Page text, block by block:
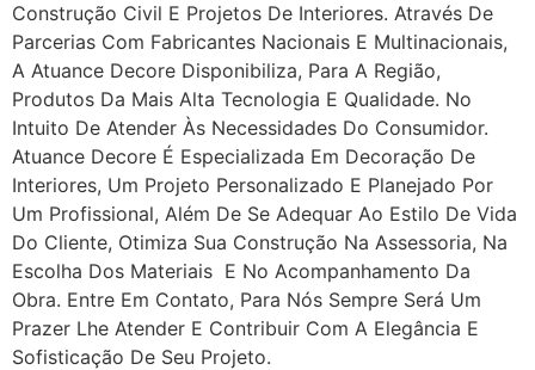
Construção Civil E Projetos De Interiores. Através De
Parcerias Com Fabricantes Nacionais E Multinacionais,
A Atuance Decore Disponibiliza, Para A Região,
Produtos Da Mais Alta Tecnologia E Qualidade. No
Intuito De Atender Às Necessidades Do Consumidor.
Atuance Decore É Especializada Em Decoração De
Interiores, Um Projeto Personalizado E Planejado Por
Um Profissional, Além De Se Adequar Ao Estilo De Vida
Do Cliente, Otimiza Sua Construção Na Assessoria, Na
Escolha Dos Materiais E No Acompanhamento Da
Obra. Entre Em Contato, Para Nós Sempre Será Um
Prazer Lhe Atender E Contribuir Com A Elegância E
Sofisticação De Seu Projeto.